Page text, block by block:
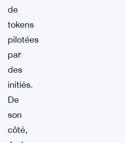
de
tokens
pilotées
par
des
initiés.
De
son
côté,